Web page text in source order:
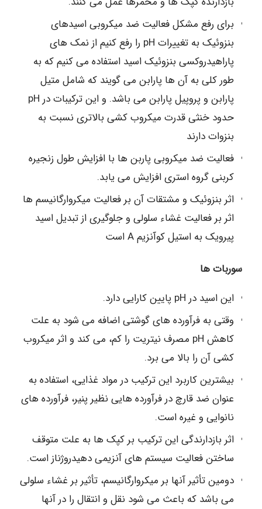
برای رفع مشکل فعالیت ضد میکروبی اسیدهای
بنزوئیک به تغییرات pH را رفع کنیم از نمک های
پاراهیدروکسی بنزوئیک اسید استفاده می کنیم که به
طور کلی به آن ها پارابن می گویند که شامل متیل
پارابن و پروپیل پارابن می باشد. و این ترکیبات در pH
حدود خنثی قدرت میکروب کشی بالاتری نسبت به
بنزوات دارند
فعالیت ضد میکروبی پاربن ها با افزایش طول زنجیره
کربنی گروه استری افزایش می یابد.
اثر بنزوئیک و مشتقات آن بر فعالیت میکروارگانیسم ها
اثر بر فعالیت غشاء سلولی و جلوگیری از تبدیل اسید
پیرویک به استیل کوآنزیم A است
سوربات ها
این اسید در pH پایین کارایی دارد.
وقتی به فرآورده های گوشتی اضافه می شود به علت
کاهش pH مصرف نیتریت را کم، می کند و اثر میکروب
کشی آن را بالا می برد.
بیشترین کاربرد این ترکیب در مواد غذایی، استفاده به
عنوان ضد قارچ در فرآورده هایی نظیر پنیر، فرآورده های
نانوایی و غیره است.
اثر بازدارندگی این ترکیب بر کپک ها به علت متوقف
ساختن فعالیت سیستم های آنزیمی دهیدروژناز است.
دومین تأثیر آنها بر میکروارگانیسم، تأثیر بر غشاء سلولی
می باشد که باعث می شود نقل و انتقال را در آنها